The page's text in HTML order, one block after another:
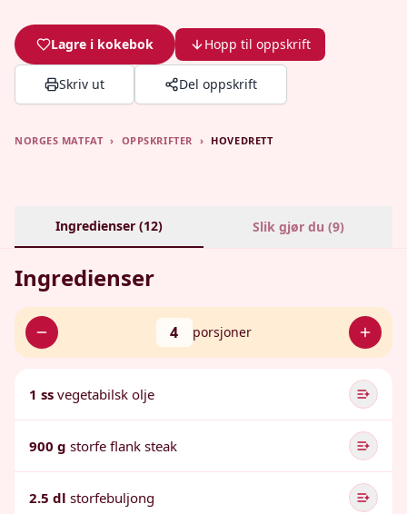
Lagre i kokebok Hopp til oppskrift
Skriv ut Del oppskrift
NORGES MATFAT › OPPSKRIFTER › HOVEDRETT
Ingredienser (12) Slik gjør du (9)
Ingredienser
4 porsjoner
1 ss vegetabilsk olje
900 g storfe flank steak
2.5 dl storfebuljong